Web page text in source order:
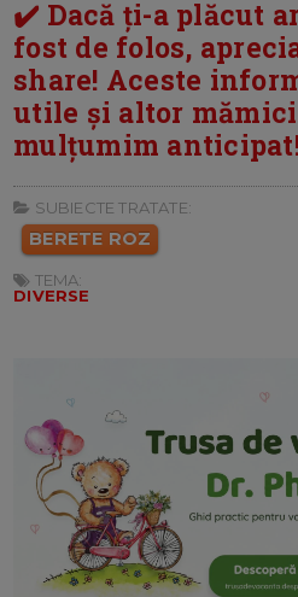
✔️ Dacă ți-a plăcut
fost de folos,
share! Aceste
utile și altor
mulțumim
SUBIECTE TRATATE:
BERETE ROZ
TEMA:
DIVERSE